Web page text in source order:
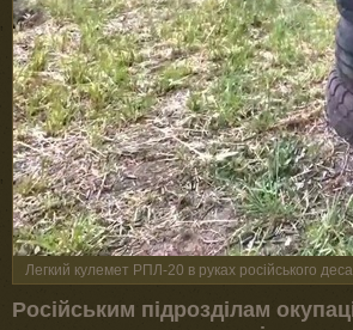
Легкий кулемет РПЛ-20 в руках російського
Російським підрозділам